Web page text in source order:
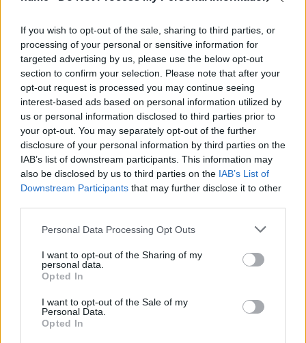
If you wish to opt-out of the sale, sharing to third parties, or
processing of your personal or sensitive information for
targeted advertising by us, please use the below opt-out
section to confirm your selection. Please note that after your
opt-out request is processed you may continue seeing
interest-based ads based on personal information utilized by
us or personal information disclosed to third parties prior to
your opt-out. You may separately opt-out of the further
disclosure of your personal information by third parties on the
IAB’s list of downstream participants. This information may
also be disclosed by us to third parties on the IAB’s List of
Downstream Participants that may further disclose it to other
Personal Data Processing Opt Outs
I want to opt-out of the Sharing of my
personal data.
Opted In
I want to opt-out of the Sale of my
Personal Data.
Opted In